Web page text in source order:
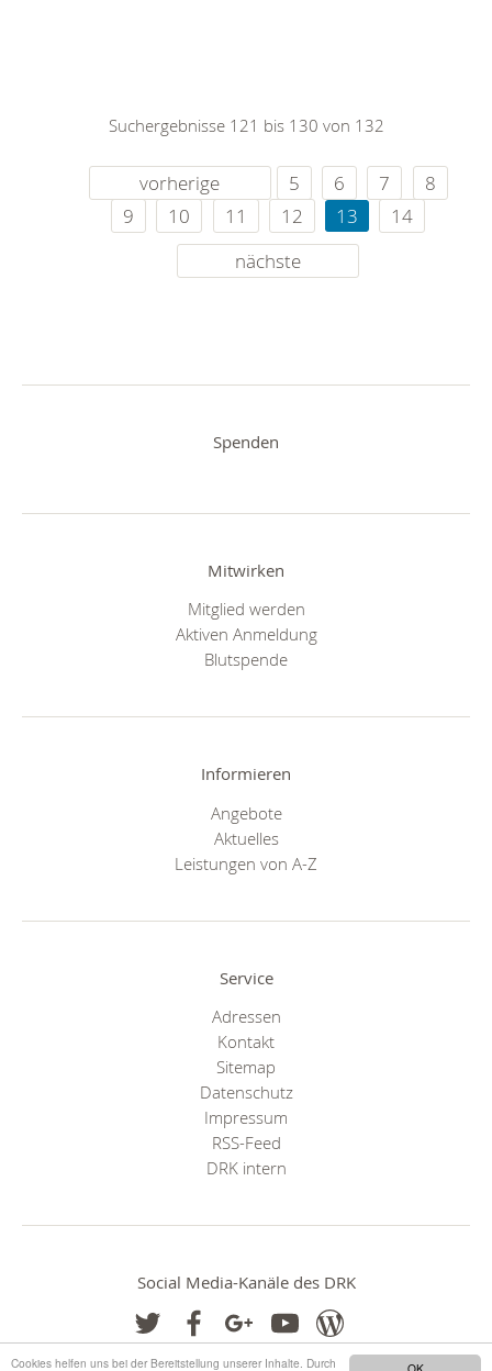
Cookies helfen uns bei der Bereitstellung unserer Inhalte. Durch
Suchergebnisse 121 bis 130 von 132
vorherige 5 6 7
8
9
10 11 12 13
14
nächste
Spenden
Mitwirken
Mitglied werden
Aktiven Anmeldung
Blutspende
Informieren
Angebote
Aktuelles
Leistungen von A-Z
Service
Adressen
Kontakt
Sitemap
Datenschutz
Impressum
RSS-Feed
DRK intern
Social Media-Kanäle des DRK